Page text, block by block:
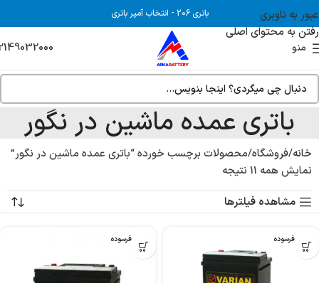
عبور به ناوبری
رفتن به محتوای اصلی
باتری 206 - انتخاب آمپر باتری
منو
باتری عمده ماشین در نگور
خانه فروشگاه محصولات برچسب خورده “باتری عمده ماشین در نگور”
نمایش همه 11 نتیجه
مشاهده فیلترها
بدون فرسوده بدون فرسوده